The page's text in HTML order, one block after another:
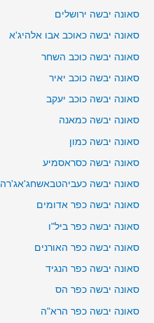
סאונה יבשה ירושלים
סאונה יבשה כאוכב אבו אלהיג'א
סאונה יבשה כוכב השחר
סאונה יבשה כוכב יאיר
סאונה יבשה כוכב יעקב
סאונה יבשה כמאנה
סאונה יבשה כמון
סאונה יבשה כסראסמיע
סאונה יבשה כעביהטבאשחג'אג'רה
סאונה יבשה כפר אדומים
סאונה יבשה כפר ביל"ו
סאונה יבשה כפר האורנים
סאונה יבשה כפר הנגיד
סאונה יבשה כפר הס
סאונה יבשה כפר הרא"ה